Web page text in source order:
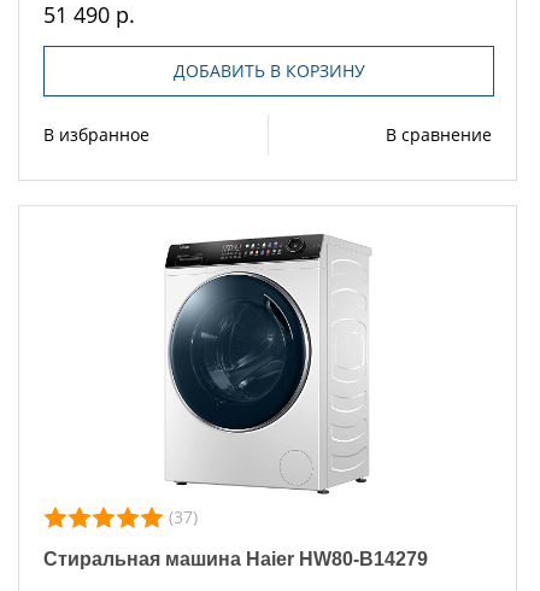
51 490 р.
ДОБАВИТЬ В КОРЗИНУ
В избранное В сравнение
(37)
Стиральная машина Haier HW80-B14279